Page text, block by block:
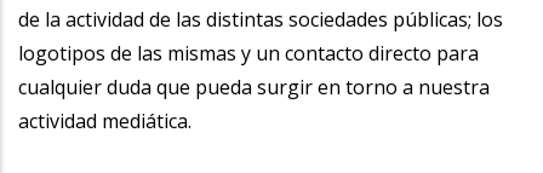
de la actividad de las distintas sociedades públicas; los
logotipos de las mismas y un contacto directo para
cualquier duda que pueda surgir en torno a nuestra
actividad mediática.